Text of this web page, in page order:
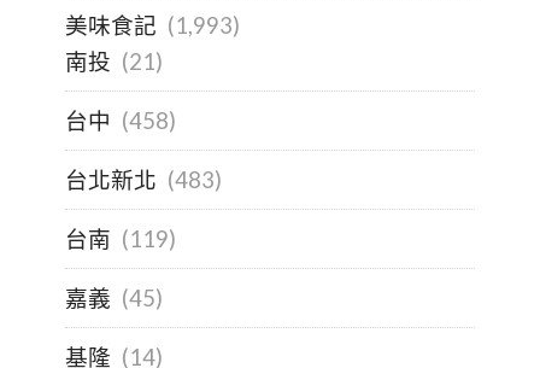
美味食記 (1,993)
南投 (21)
台中 (458)
台北新北 (483)
台南 (119)
嘉義 (45)
基隆 (14)